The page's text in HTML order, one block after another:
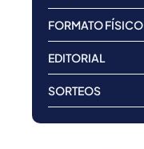
FORMATO FÍSICO
EDITORIAL
SORTEOS